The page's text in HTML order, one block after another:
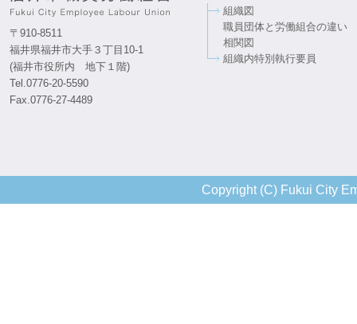
〒910-8511
福井県福井市大手３丁目10-1
(福井市役所内 地下１階)
Tel.0776-20-5590
Fax.0776-27-4489
組織図
職員団体と労働組合の違い
相関図
組織内特別執行要員
Copyright (C) Fukui City